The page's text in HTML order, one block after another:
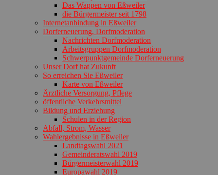
Das Wappen von Eßweiler
die Bürgermeister seit 1798
Internetanbindung in Eßweiler
Dorferneuerung, Dorfmoderation
Nachrichten Dorfmoderation
Arbeitsgruppen Dorfmoderation
Schwerpunktgemeinde Dorferneuerung
Unser Dorf hat Zukunft
So erreichen Sie Eßweiler
Karte von Eßweiler
Ärztliche Versorgung, Pflege
öffentliche Verkehrsmittel
Bildung und Erziehung
Schulen in der Region
Abfall, Strom, Wasser
Wahlergebnisse in Eßweiler
Landtagswahl 2021
Gemeinderatswahl 2019
Bürgermeisterwahl 2019
Europawahl 2019